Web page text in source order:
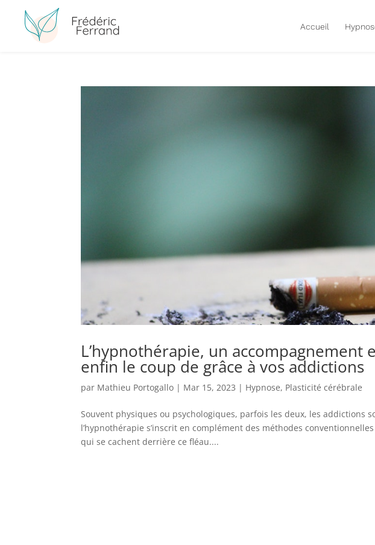
Accueil
L’hypnothérapie, un accompagnement
enfin le coup de grâce à vos addictions
par Mathieu Portogallo | Mar 15, 2023 | Hypnose, Plasticité cérébrale
Souvent physiques ou psychologiques, parfois les deux, les addictions
l’hypnothérapie s’inscrit en complément des méthodes
qui se cachent derrière ce fléau....